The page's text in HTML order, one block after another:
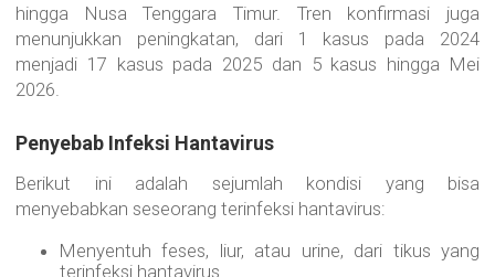
hingga Nusa Tenggara Timur. Tren konfirmasi juga
menunjukkan peningkatan, dari 1 kasus pada 2024
menjadi 17 kasus pada 2025 dan 5 kasus hingga Mei
2026.
Penyebab Infeksi Hantavirus
Berikut ini adalah sejumlah kondisi yang bisa
menyebabkan seseorang terinfeksi hantavirus:
Menyentuh feses, liur, atau urine, dari tikus yang
terinfeksi hantavirus